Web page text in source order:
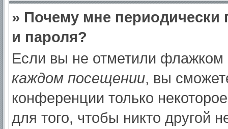
» Почему мне периодически
и пароля?
Если вы не отметили флажком
каждом посещении, вы
конференции только
для того, чтобы никто другой